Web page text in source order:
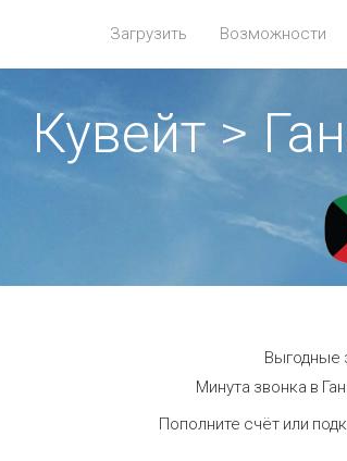
Загрузить Возможности
Кувейт >
Выгодные
Минута звонка в
Пополните счёт или